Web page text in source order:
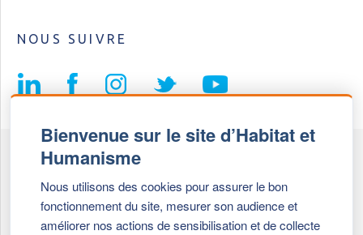
Bienvenue sur le site d’Habitat et
Humanisme
Nous utilisons des cookies pour assurer le bon
fonctionnement du site, mesurer son audience et
améliorer nos actions de sensibilisation et de collecte
NOUS SUIVRE
69647 Caluire et Cuire cedex